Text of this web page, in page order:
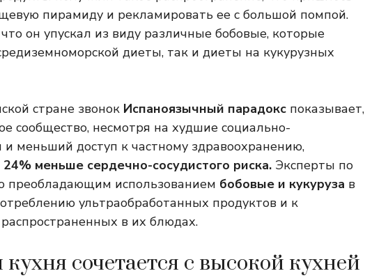
пирамиду и рекламировать ее с большой помпой.
он упускал из виду различные бобовые, которые
диеты, так и диеты на кукурузных
стране звонок Испаноязычный парадокс показывает,
сообщество, несмотря на худшие социально-
и меньший доступ к частному здравоохранению,
24% меньше сердечно-сосудистого риска. Эксперты по
преобладающим использованием бобовые и кукуруза в
ультраобработанных продуктов и к
в их блюдах.
сочетается с высокой кухней